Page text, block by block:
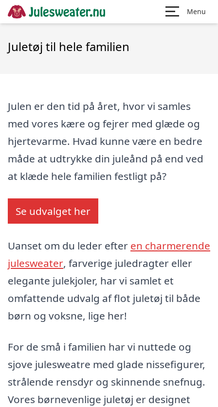
Menu
Juletøj til hele familien
Julen er den tid på året, hvor vi samles
med vores kære og fejrer med glæde og
hjertevarme. Hvad kunne være en bedre
måde at udtrykke din juleånd på end ved
at klæde hele familien festligt på?
Se udvalget her
Uanset om du leder efter en charmerende
julesweater, farverige juledragter eller
elegante julekjoler, har vi samlet et
omfattende udvalg af flot juletøj til både
børn og voksne, lige her!
For de små i familien har vi nuttede og
sjove julesweatre med glade nissefigurer,
strålende rensdyr og skinnende snefnug.
Vores børnevenlige juletøj er designet